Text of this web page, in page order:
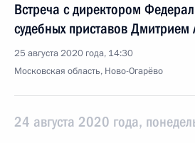
Встреча с директором
судебных приставов Дмитрием
25 августа 2020 года, 14:30
Московская область, Ново-Огарёво
24 августа 2020 года,